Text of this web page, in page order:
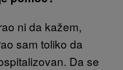
ni da kažem,
sam toliko da
Da se